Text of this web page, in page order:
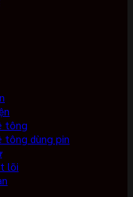
tông
tông dùng pin
lõi